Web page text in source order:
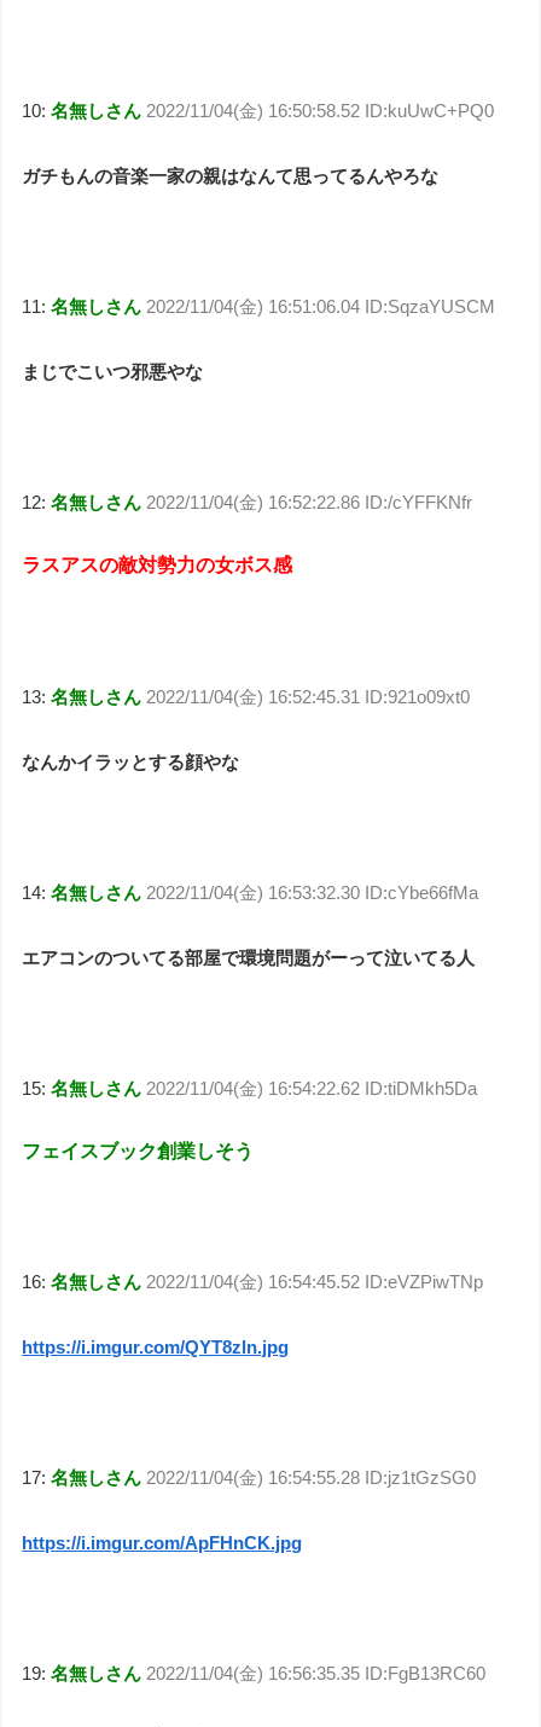
10:名無しさん 2022/11/04(金) 16:50:58.52 ID:kuUwC+PQ0
ガチもんの音楽一家の親はなんて思ってるんやろな
11:名無しさん 2022/11/04(金) 16:51:06.04 ID:SqzaYUSCM
まじでこいつ邪悪やな
12:名無しさん 2022/11/04(金) 16:52:22.86 ID:/cYFFKNfr
ラスアスの敵対勢力の女ボス感
13:名無しさん 2022/11/04(金) 16:52:45.31 ID:921o09xt0
なんかイラッとする顔やな
14:名無しさん 2022/11/04(金) 16:53:32.30 ID:cYbe66fMa
エアコンのついてる部屋で環境問題がーって泣いてる人
15:名無しさん 2022/11/04(金) 16:54:22.62 ID:tiDMkh5Da
フェイスブック創業しそう
16:名無しさん 2022/11/04(金) 16:54:45.52 ID:eVZPiwTNp
https://i.imgur.com/QYT8zln.jpg
17:名無しさん 2022/11/04(金) 16:54:55.28 ID:jz1tGzSG0
https://i.imgur.com/ApFHnCK.jpg
19:名無しさん 2022/11/04(金) 16:56:35.35 ID:FgB13RC60